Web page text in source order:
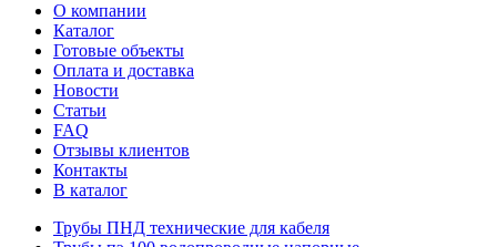
О компании
Каталог
Готовые объекты
Оплата и доставка
Новости
Статьи
FAQ
Отзывы клиентов
Контакты
В каталог
Трубы ПНД технические для кабеля